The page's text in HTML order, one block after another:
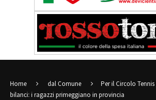
Home dal Comune
Per il Circolo
bilanci: i ragazzi primeggiano in provincia